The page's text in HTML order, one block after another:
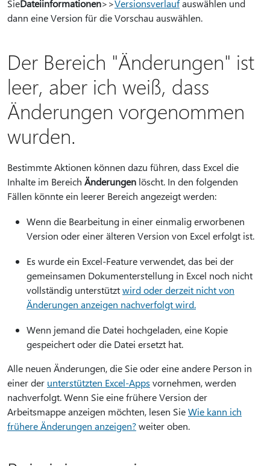
SieDateiinformationen>>Versionsverlaufauswählen und
dann eine Version für die Vorschau auswählen.
Der Bereich "Änderungen" ist
leer, aber ich weiß, dass
Änderungen vorgenommen
wurden.
Bestimmte Aktionen können dazu führen, dass Excel die
Inhalte im Bereich Änderungen löscht. In den folgenden
Fällen könnte ein leerer Bereich angezeigt werden:
Wenn die Bearbeitung in einer einmalig erworbenen
Version oder einer älteren Version von Excel erfolgt ist.
Es wurde ein Excel-Feature verwendet, das bei der
gemeinsamen Dokumenterstellung in Excel noch nicht
vollständig unterstütztwird oder derzeit nicht von
Änderungen anzeigen nachverfolgt wird.
Wenn jemand die Datei hochgeladen, eine Kopie
gespeichert oder die Datei ersetzt hat.
Alle neuen Änderungen, die Sie oder eine andere Person in
einer der unterstützten Excel-Apps vornehmen, werden
nachverfolgt. Wenn Sie eine frühere Version der
Arbeitsmappe anzeigen möchten, lesen SieWie kann ich
frühere Änderungen anzeigen?weiter oben.